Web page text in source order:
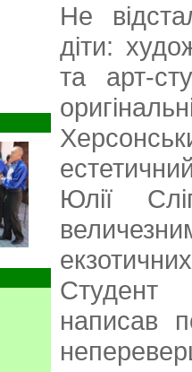
Не
діти:
та арт-
Юлії
Студент
написав